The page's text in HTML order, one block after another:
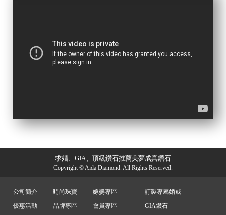
求婚、GIA、頂級鑽石推薦美夢成真鑽石
Copyright © Aida Diamond. All Rights Reserved.
公司簡介
優惠活動
時尚珠寶
品牌專區
嫁娶專區
會員專區
訂製專屬婚戒
GIA鑽石